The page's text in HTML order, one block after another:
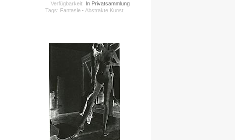
Verfügbarkeit: In Privatsammlung
Tags: Fantasie · Abstrakte Kunst